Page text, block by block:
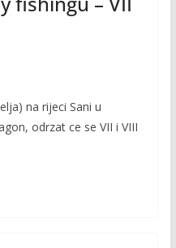
na rijeci Sani u
odrzat ce se VII i VIII